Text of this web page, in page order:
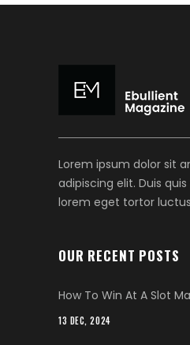
Lorem ipsum dolor sit
adipiscing elit. Duis
lorem eget tortor
OUR RECENT POSTS
How To Win At A Slot
13 DEC, 2024